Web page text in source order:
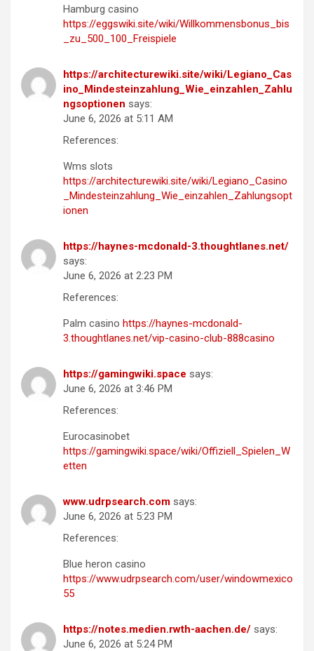
Hamburg casino
https://eggswiki.site/wiki/Willkommensbonus_bis
_zu_500_100_Freispiele
https://architecturewiki.site/wiki/Legiano_Cas
ino_Mindesteinzahlung_Wie_einzahlen_Zahlu
ngsoptionen says:
June 6, 2026 at 5:11 AM
References:
Wms slots
https://architecturewiki.site/wiki/Legiano_Casino
_Mindesteinzahlung_Wie_einzahlen_Zahlungsopt
ionen
https://haynes-mcdonald-3.thoughtlanes.net/
says:
June 6, 2026 at 2:23 PM
References:
Palm casino https://haynes-mcdonald-
3.thoughtlanes.net/vip-casino-club-888casino
https://gamingwiki.space says:
June 6, 2026 at 3:46 PM
References:
Eurocasinobet
https://gamingwiki.space/wiki/Offiziell_Spielen_W
etten
www.udrpsearch.com says:
June 6, 2026 at 5:23 PM
References:
Blue heron casino
https://www.udrpsearch.com/user/windowmexico
55
https://notes.medien.rwth-aachen.de/ says:
June 6, 2026 at 5:24 PM